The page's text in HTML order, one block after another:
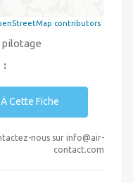
contributors
pilotage
:
Cette Fiche
nous sur info@air-
contact.com